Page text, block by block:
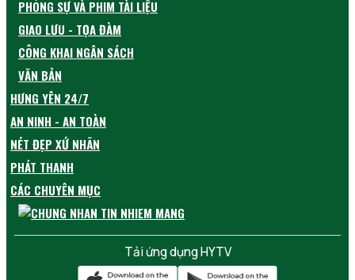
PHÓNG SỰ VÀ PHIM TÀI LIỆU
GIAO LƯU - TỌA ĐÀM
CÔNG KHAI NGÂN SÁCH
VĂN BẢN
HƯNG YÊN 24/7
AN NINH - AN TOÀN
NÉT ĐẸP XỨ NHÃN
PHÁT THANH
CÁC CHUYÊN MỤC
Tải ứng dụng HYTV